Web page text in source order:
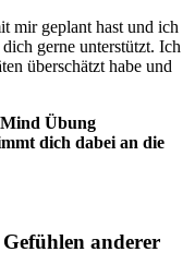
mir geplant hast und ich
gerne unterstützt. Ich
überschätzt habe und
Übung
dich dabei an die
anderer